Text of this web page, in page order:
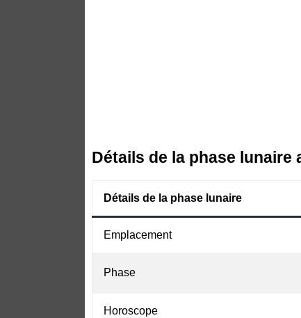
Détails de la phase lunaire
Détails de la phase lunaire
Emplacement
Phase
Horoscope